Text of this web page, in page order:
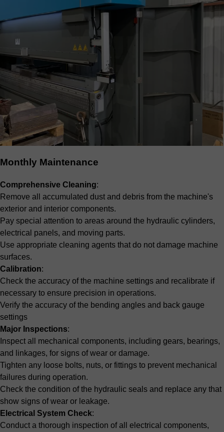
Monthly Maintenance
Comprehensive Cleaning:
Remove all accumulated dust and debris from the machine's
exterior and interior components.
Pay special attention to areas around the hydraulic cylinders,
electrical panels, and moving parts.
Use appropriate cleaning agents that do not damage machine
surfaces.
Calibration:
Check the accuracy of the machine settings and recalibrate if
necessary to ensure precision in operations.
Verify the accuracy of the bending angles and back gauge
settings
Major Inspections:
Inspect all mechanical components, including gears, bearings,
and linkages, for signs of wear or damage.
Tighten any loose bolts, nuts, or fittings to prevent mechanical
failures during operation.
Check the condition of the hydraulic seals and replace any that
show signs of wear or leakage.
Electrical System Check:
Conduct a thorough inspection of all electrical components,